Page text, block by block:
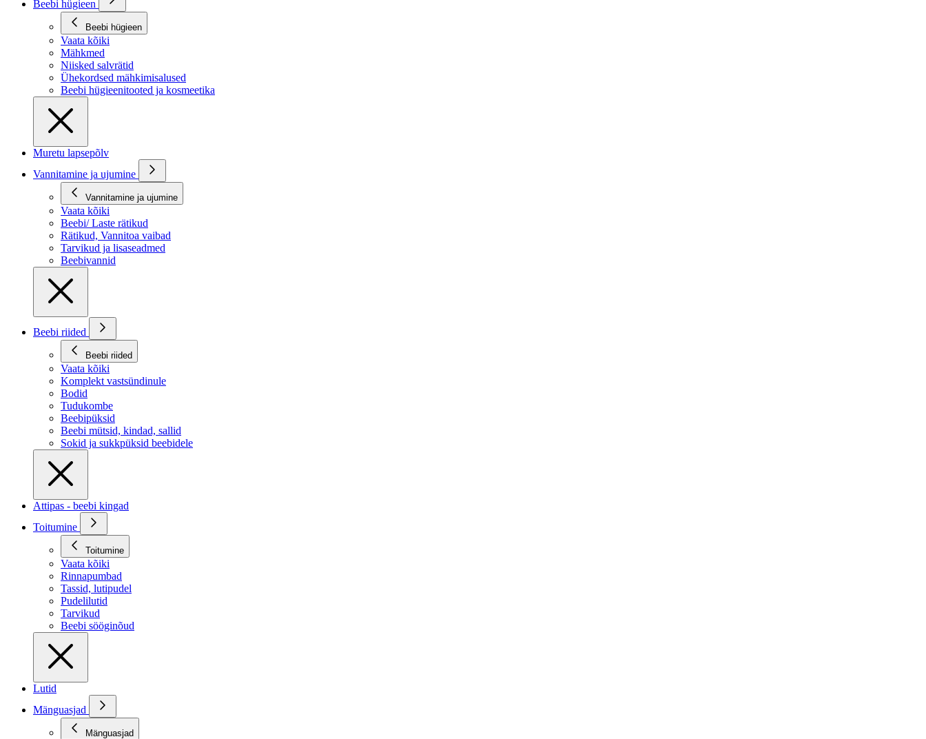
Beebi hügieen
Beebi hügieen
Vaata kõiki
Mähkmed
Niisked salvrätid
Ühekordsed mähkimisalused
Beebi hügieenitooted ja kosmeetika
Muretu lapsepõlv
Vannitamine ja ujumine
Vannitamine ja ujumine
Vaata kõiki
Beebi/ Laste rätikud
Rätikud, Vannitoa vaibad
Tarvikud ja lisaseadmed
Beebivannid
Beebi riided
Beebi riided
Vaata kõiki
Komplekt vastsündinule
Bodid
Tudukombe
Beebipüksid
Beebi mütsid, kindad, sallid
Sokid ja sukkpüksid beebidele
Attipas - beebi kingad
Toitumine
Toitumine
Vaata kõiki
Rinnapumbad
Tassid, lutipudel
Pudelilutid
Tarvikud
Beebi sööginõud
Lutid
Mänguasjad
Mänguasjad